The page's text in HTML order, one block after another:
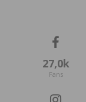
27,0k
Fans